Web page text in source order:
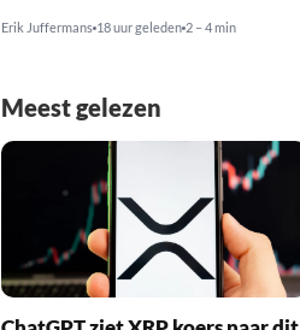
Erik Juffermans 18 uur geleden 2 – 4 min
Meest gelezen